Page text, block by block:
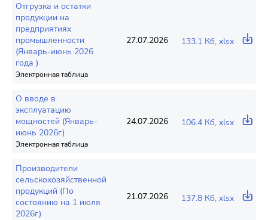
Отгрузка и остатки
продукции на
предприятиях
промышленности
(Январь-июнь 2026
года )
Электронная таблица
27.07.2026 133.1 Кб, xlsx
О вводе в
эксплуатацию
мощностей (Январь-
июнь 2026г.)
Электронная таблица
24.07.2026 106.4 Кб, xlsx
Производители
сельскохозяйственной
продукций (По
состоянию на 1 июля
2026г.)
21.07.2026 137.8 Кб, xlsx